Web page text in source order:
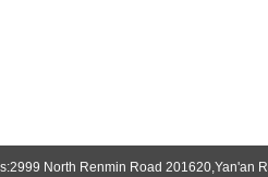
North Renmin Road 201620,Yan'an